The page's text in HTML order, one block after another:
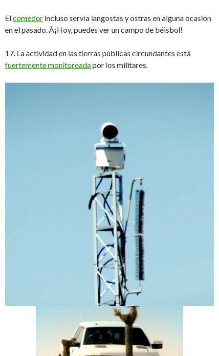
Elcomedor incluso servía langostas y ostras en alguna ocasión
en el pasado. Â¡Hoy, puedes ver un campo de béisbol!
17. La actividad en las tierras públicas circundantes está
fuertemente monitoreadapor los militares.